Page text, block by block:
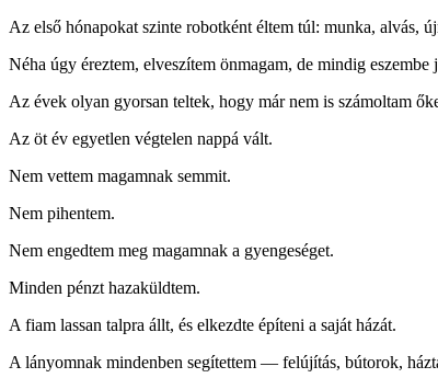
Az első hónapokat szinte robotként éltem túl: munka, alvás,
Néha úgy éreztem, elveszítem önmagam, de mindig
Az évek olyan gyorsan teltek, hogy már nem is számoltam
Az öt év egyetlen végtelen nappá vált.
Nem vettem magamnak semmit.
Nem pihentem.
Nem engedtem meg magamnak a gyengeséget.
Minden pénzt hazaküldtem.
A fiam lassan talpra állt, és elkezdte építeni a saját házát.
A lányomnak mindenben segítettem — felújítás, bútorok,